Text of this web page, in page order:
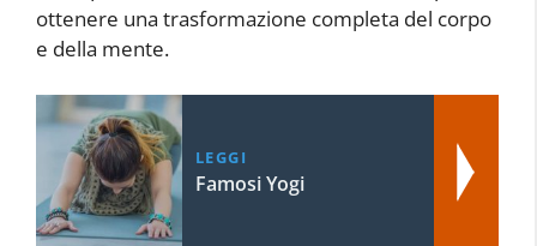
ottenere una trasformazione completa del corpo
e della mente.
LEGGI
Famosi Yogi